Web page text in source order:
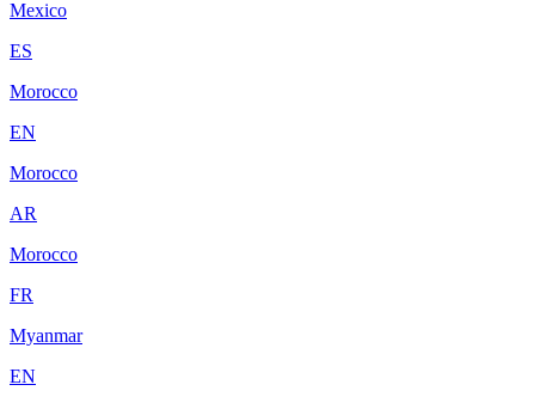
Mexico
ES
Morocco
EN
Morocco
AR
Morocco
FR
Myanmar
EN